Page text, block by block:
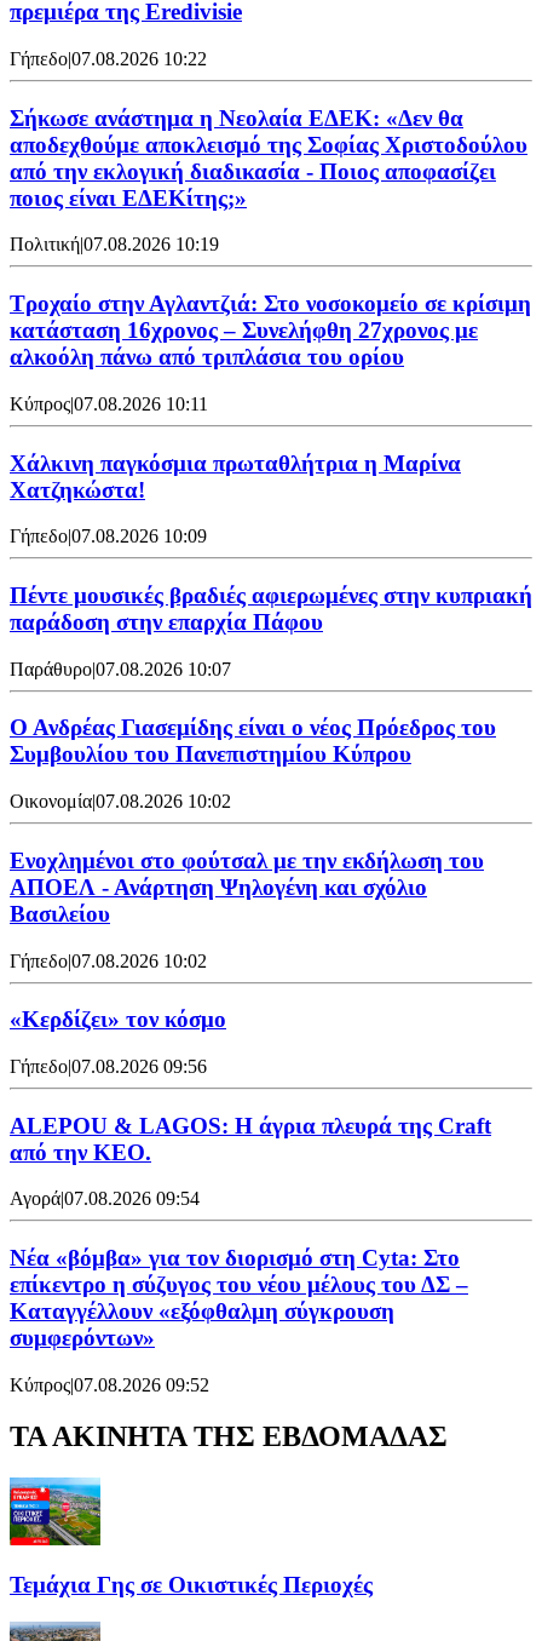
πρεμιέρα της Eredivisie
Γήπεδο|07.08.2026 10:22
Σήκωσε ανάστημα η Νεολαία ΕΔΕΚ: «Δεν θα
αποδεχθούμε αποκλεισμό της Σοφίας Χριστοδούλου
από την εκλογική διαδικασία - Ποιος αποφασίζει
ποιος είναι ΕΔΕΚίτης;»
Πολιτική|07.08.2026 10:19
Τροχαίο στην Αγλαντζιά: Στο νοσοκομείο σε κρίσιμη
κατάσταση 16χρονος – Συνελήφθη 27χρονος με
αλκοόλη πάνω από τριπλάσια του ορίου
Κύπρος|07.08.2026 10:11
Χάλκινη παγκόσμια πρωταθλήτρια η Μαρίνα
Χατζηκώστα!
Γήπεδο|07.08.2026 10:09
Πέντε μουσικές βραδιές αφιερωμένες στην κυπριακή
παράδοση στην επαρχία Πάφου
Παράθυρο|07.08.2026 10:07
Ο Ανδρέας Γιασεμίδης είναι ο νέος Πρόεδρος του
Συμβουλίου του Πανεπιστημίου Κύπρου
Οικονομία|07.08.2026 10:02
Ενοχλημένοι στο φούτσαλ με την εκδήλωση του
ΑΠΟΕΛ - Ανάρτηση Ψηλογένη και σχόλιο
Βασιλείου
Γήπεδο|07.08.2026 10:02
«Κερδίζει» τον κόσμο
Γήπεδο|07.08.2026 09:56
ALEPOU & LAGOS: Η άγρια πλευρά της Craft
από την ΚΕΟ.
Αγορά07.08.2026 09:54
Νέα «βόμβα» για τον διορισμό στη Cyta: Στο
επίκεντρο η σύζυγος του νέου μέλους του ΔΣ –
Καταγγέλλουν «εξόφθαλμη σύγκρουση
συμφερόντων»
Κύπρος|07.08.2026 09:52
ΤΑ ΑΚΙΝΗΤΑ ΤΗΣ ΕΒΔΟΜΑΔΑΣ
Τεμάχια Γης σε Οικιστικές Περιοχές